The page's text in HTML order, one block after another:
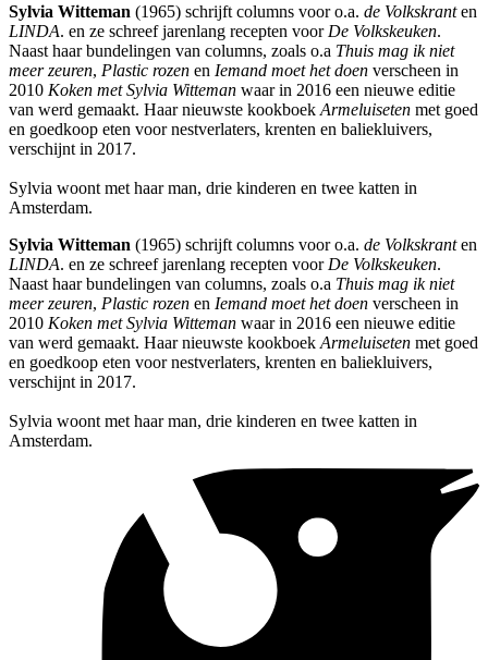
Sylvia Witteman (1965) schrijft columns voor o.a. de Volkskranten
LINDA. en ze schreef jarenlang recepten voor De Volkskeuken.
Naast haar bundelingen van columns, zoals o.a Thuis mag ik niet
meer zeuren, Plastic rozen en Iemand moet het doen verscheen in
2010 Koken met Sylvia Witteman waar in 2016 een nieuwe editie
van werd gemaakt. Haar nieuwste kookboek Armeluiseten met goed
en goedkoop eten voor nestverlaters, krenten en baliekluivers,
verschijnt in 2017.
Sylvia woont met haar man, drie kinderen en twee katten in
Amsterdam.
Sylvia Witteman (1965) schrijft columns voor o.a. de Volkskranten
LINDA. en ze schreef jarenlang recepten voor De Volkskeuken.
Naast haar bundelingen van columns, zoals o.a Thuis mag ik niet
meer zeuren, Plastic rozen en Iemand moet het doen verscheen in
2010 Koken met Sylvia Witteman waar in 2016 een nieuwe editie
van werd gemaakt. Haar nieuwste kookboek Armeluiseten met goed
en goedkoop eten voor nestverlaters, krenten en baliekluivers,
verschijnt in 2017.
Sylvia woont met haar man, drie kinderen en twee katten in
Amsterdam.